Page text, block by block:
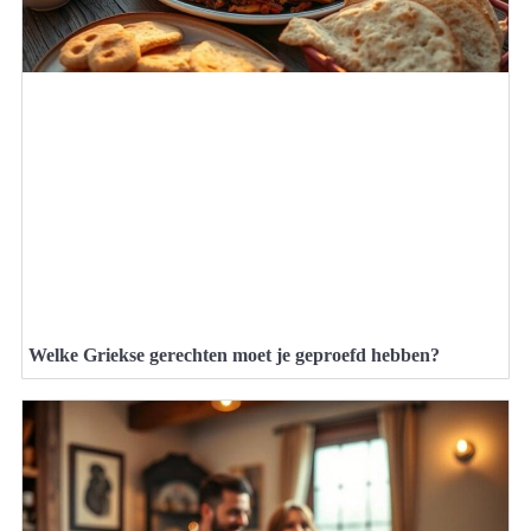
Welke Griekse gerechten moet je geproefd hebben?